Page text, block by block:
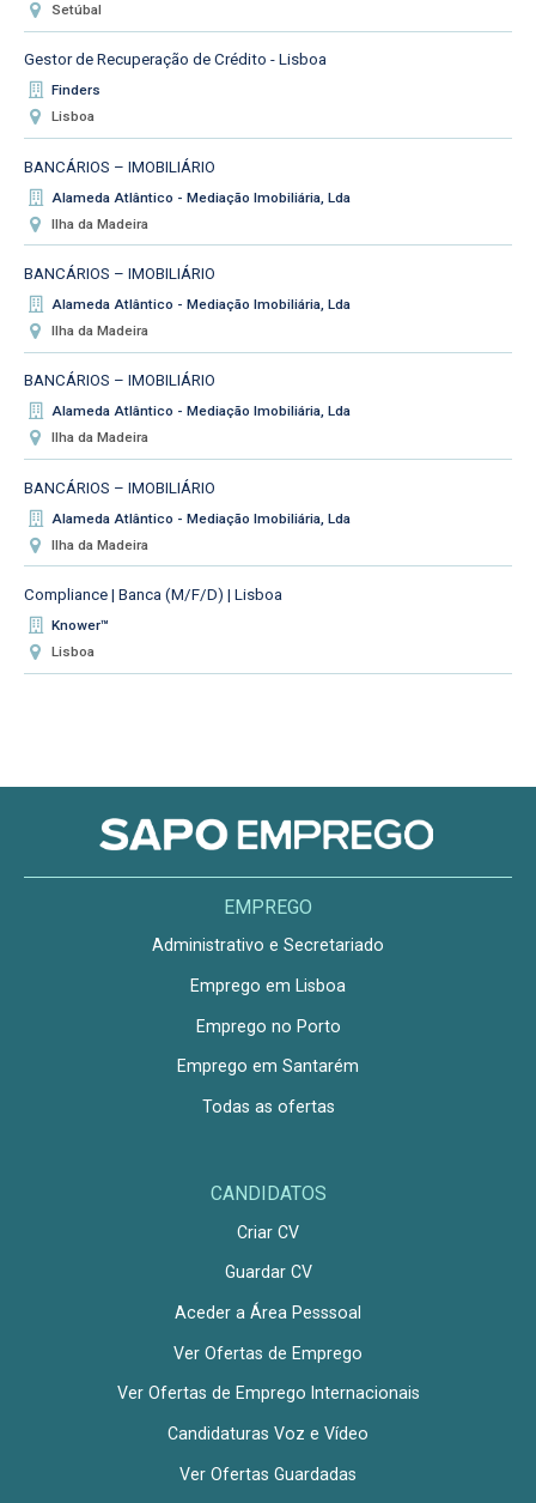
Setúbal
Gestor de Recuperação de Crédito - Lisboa
Finders
Lisboa
BANCÁRIOS – IMOBILIÁRIO
Alameda Atlântico - Mediação Imobiliária, Lda
Ilha da Madeira
BANCÁRIOS – IMOBILIÁRIO
Alameda Atlântico - Mediação Imobiliária, Lda
Ilha da Madeira
BANCÁRIOS – IMOBILIÁRIO
Alameda Atlântico - Mediação Imobiliária, Lda
Ilha da Madeira
BANCÁRIOS – IMOBILIÁRIO
Alameda Atlântico - Mediação Imobiliária, Lda
Ilha da Madeira
Compliance | Banca (M/F/D) | Lisboa
Knower™
Lisboa
EMPREGO
Administrativo e Secretariado
Emprego em Lisboa
Emprego no Porto
Emprego em Santarém
Todas as ofertas
CANDIDATOS
Criar CV
Guardar CV
Aceder a Área Pesssoal
Ver Ofertas de Emprego
Ver Ofertas de Emprego Internacionais
Candidaturas Voz e Vídeo
Ver Ofertas Guardadas